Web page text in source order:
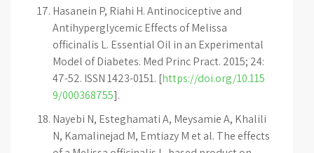
Hasanein P, Riahi H. Antinociceptive and
Antihyperglycemic Effects of Melissa
officinalis L. Essential Oil in an Experimental
Model of Diabetes. Med Princ Pract. 2015; 24:
47-52. ISSN 1423-0151. [https://doi.org/10.115
9/000368755].
Nayebi N, Esteghamati A, Meysamie A, Khalili
N, Kamalinejad M, Emtiazy M et al. The effects